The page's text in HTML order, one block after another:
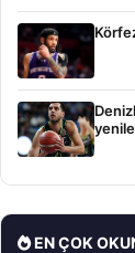
EN ÇOK